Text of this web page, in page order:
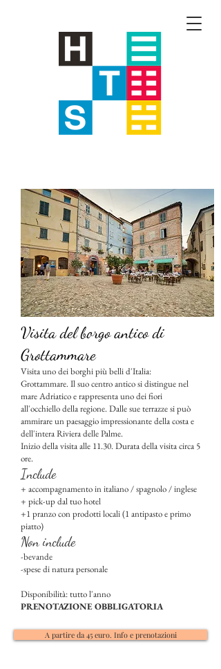
Visita del borgo antico di
Grottammare
Visita uno dei borghi più belli d'Italia:
Grottammare. Il suo centro antico si distingue nel
mare Adriatico e rappresenta uno dei fiori
all'occhiello della regione. Dalle sue terrazze si può
ammirare un paesaggio impressionante della costa e
dell'intera Riviera delle Palme.
Inizio della visita alle 11.30. Durata della visita circa 5
ore.
Include
+ accompagnamento in italiano / spagnolo / inglese
+ pick-up dal tuo hotel
+1 pranzo con prodotti locali (1 antipasto e primo
piatto)
Non include
-bevande
-spese di natura personale
Disponibilità: tutto l'anno
PRENOTAZIONE OBBLIGATORIA
A partire da 45 euro. Info e prenotazioni